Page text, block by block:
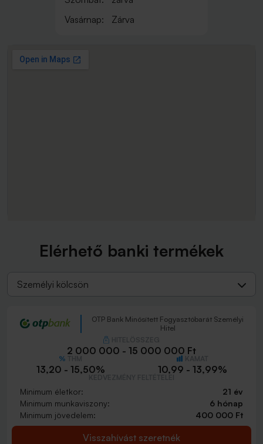
Vasárnap:
Zárva
Elérhető banki termékek
Személyi kölcsön
OTP Bank Minősített Fogyasztóbarát Személyi
Hitel
2 000 000 - 15 000 000 Ft
13,20 - 15,50% 10,99 - 13,99%
Minimum életkor:
21 év
Minimum munkaviszony:
6 hónap
Minimum jövedelem:
400 000 Ft
Visszahívást szeretnék